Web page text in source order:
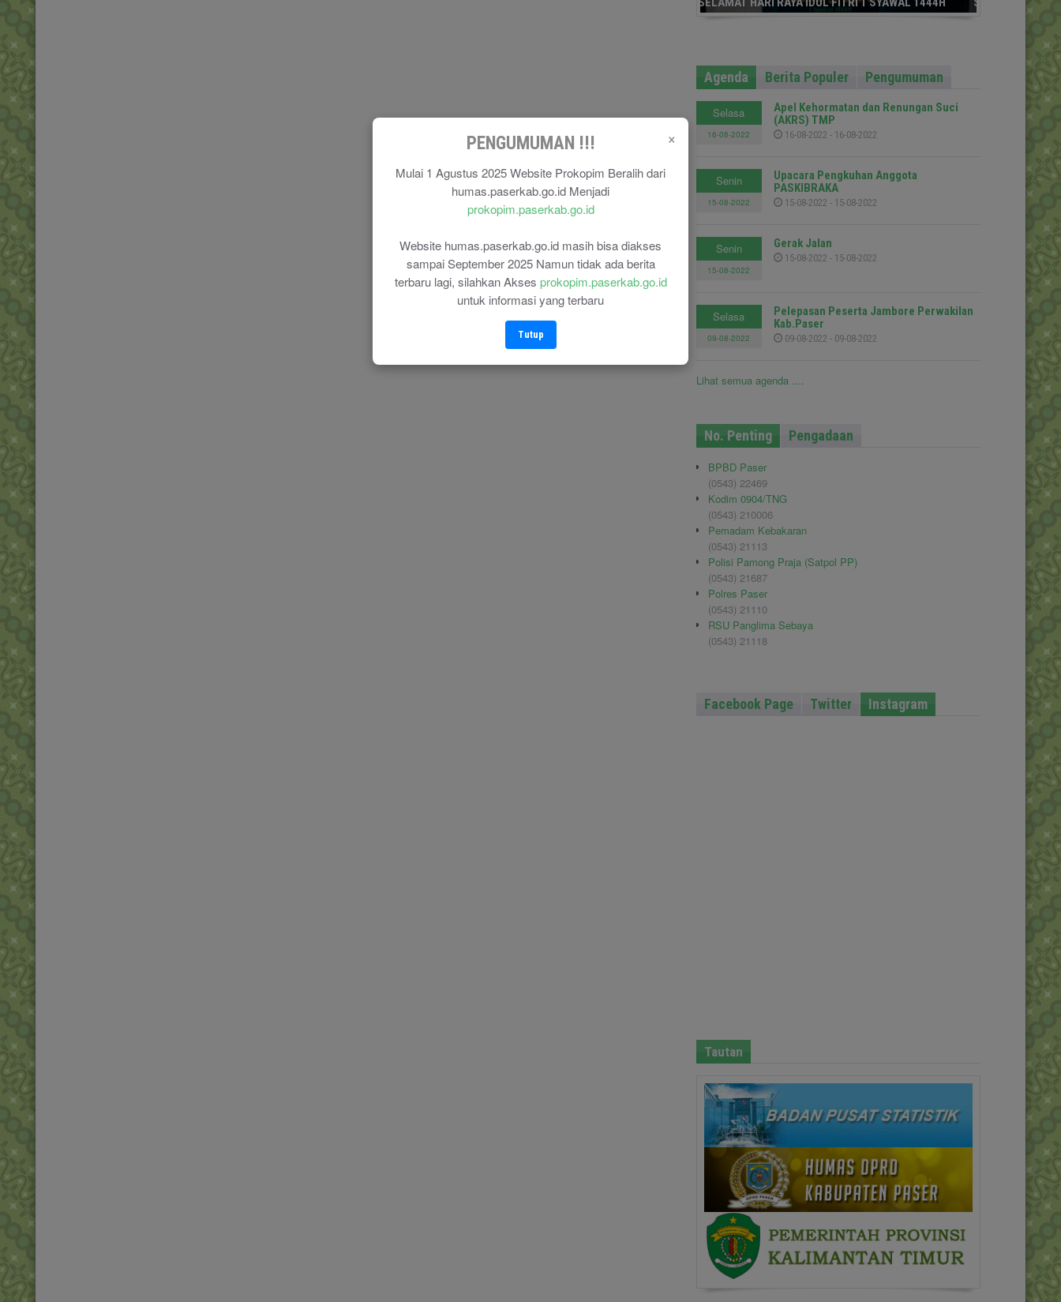
×
PENGUMUMAN !!!
Mulai 1 Agustus 2025 Website Prokopim Beralih dari
humas.paserkab.go.id Menjadi
prokopim.paserkab.go.id
Website humas.paserkab.go.id masih bisa diakses
sampai September 2025 Namun tidak ada berita
terbaru lagi, silahkan Akses prokopim.paserkab.go.id
untuk informasi yang terbaru
Tutup
Agenda Berita Populer Pengumuman
Selasa
16-08-2022
Apel Kehormatan dan Renungan Suci
(AKRS) TMP
16-08-2022 - 16-08-2022
Senin
15-08-2022
Upacara Pengkuhan Anggota
PASKIBRAKA
15-08-2022 - 15-08-2022
Senin
15-08-2022
Gerak Jalan
15-08-2022 - 15-08-2022
Selasa
09-08-2022
Pelepasan Peserta Jambore Perwakilan
Kab.Paser
09-08-2022 - 09-08-2022
Lihat semua agenda ....
No. Penting Pengadaan
BPBD Paser
(0543) 22469
Kodim 0904/TNG
(0543) 210006
Pemadam Kebakaran
(0543) 21113
Polisi Pamong Praja (Satpol PP)
(0543) 21687
Polres Paser
(0543) 21110
RSU Panglima Sebaya
(0543) 21118
Facebook Page Twitter Instagram
Tautan